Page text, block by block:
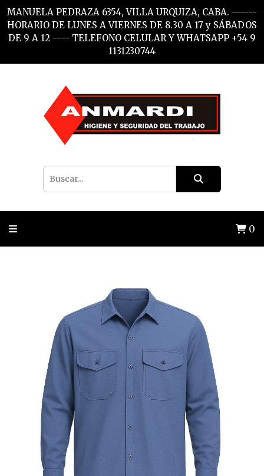
MANUELA PEDRAZA 6354, VILLA URQUIZA, CABA. ------
HORARIO DE LUNES A VIERNES DE 8.30 A 17 y SÁBADOS
DE 9 A 12 ---- TELEFONO CELULAR Y WHATSAPP +54 9
1131230744
0